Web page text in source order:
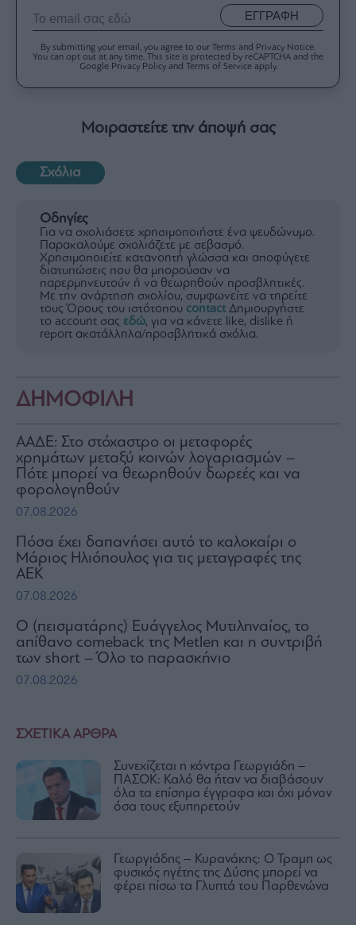
ΣΧΕΤΙΚΑ ΑΡΘΡΑ
Συνεχίζεται η κόντρα Γεωργιάδη –
ΠΑΣΟΚ: Καλό θα ήταν να διαβάσουν
όλα τα επίσημα έγγραφα και όχι μόνον
όσα τους εξυπηρετούν
Γεωργιάδης – Κυρανάκης: Ο Τραμπ ως
φυσικός ηγέτης της Δύσης μπορεί να
φέρει πίσω τα Γλυπτά του Παρθενώνα
ΕΓΓΡΑΦΗ
By submitting your email, you agree to our Terms and Privacy Notice.
You can opt out at any time. This site is protected by reCAPTCHA and the
Google Privacy Policy and Terms of Service apply.
Μοιραστείτε την άποψή σας
Σχόλια
Οδηγίες
Για να σχολιάσετε χρησιμοποιήστε ένα ψευδώνυμο.
Παρακαλούμε σχολιάζετε με σεβασμό.
Χρησιμοποιείτε κατανοητή γλώσσα και αποφύγετε
διατυπώσεις που θα μπορούσαν να
παρερμηνευτούν ή να θεωρηθούν προσβλητικές.
Με την ανάρτηση σχολίου, συμφωνείτε να τηρείτε
τους Όρους του ιστότοπου contactΔημιουργήστε
το account σας εδώ, για να κάνετε like, dislike ή
report ακατάλληλα/προσβλητικά σχόλια.
ΔΗΜΟΦΙΛΗ
ΑΑΔΕ: Στο στόχαστρο οι μεταφορές
χρημάτων μεταξύ κοινών λογαριασμών –
Πότε μπορεί να θεωρηθούν δωρεές και να
φορολογηθούν
07.08.2026
Πόσα έχει δαπανήσει αυτό το καλοκαίρι ο
Μάριος Ηλιόπουλος για τις μεταγραφές της
ΑΕΚ
07.08.2026
Ο (πεισματάρης) Ευάγγελος Μυτιληναίος, το
απίθανο comeback της Μetlen και η συντριβή
των short – Όλο το παρασκήνιο
07.08.2026